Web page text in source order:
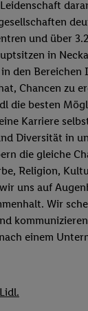
und über
in
den Bereichen
Chancen zu
die besten
Karriere
Diversität in
die gleiche
Religion,
uns auf
Wir
einem